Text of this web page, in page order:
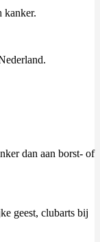
kanker.
dan aan borst- of
geest, clubarts bij